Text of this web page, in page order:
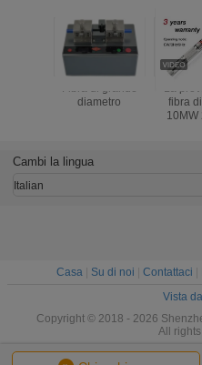
Fibra di grande
diametro
La
fibra
10MW
Cambi la lingua
Italian
Casa Su di noi Contattaci
Vista
Copyright © 2018 - 2026
All